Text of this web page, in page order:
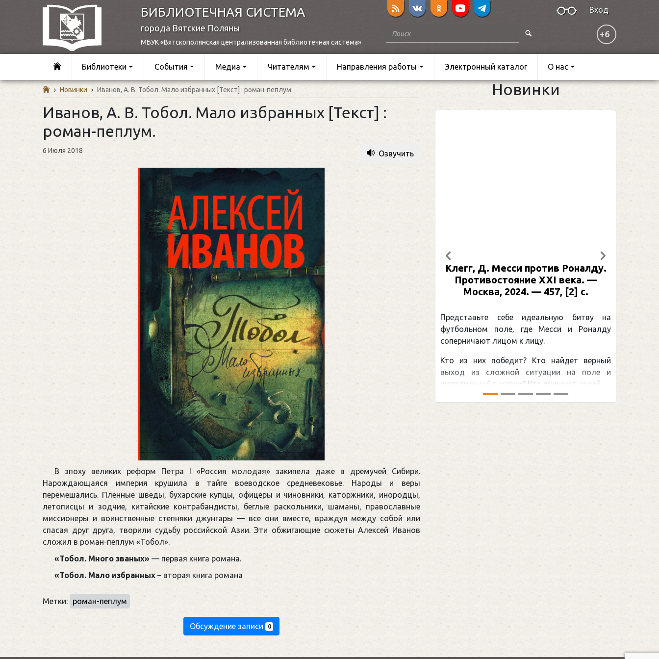
БИБЛИОТЕЧНАЯ СИСТЕМА
города Вятские Поляны
МБУК «Вятскополянская централизованная библиотечная система»
Вход
+6
Библиотеки События Медиа Читателям Направления работы Электронный каталог О нас
› Новинки › Иванов, А. В. Тобол. Мало избранных [Текст] : роман-пеплум.
Иванов, А. В. Тобол. Мало избранных [Текст] :
роман-пеплум.
6 Июля 2018 Озвучить
В эпоху великих реформ Петра I «Россия молодая» закипела даже в дремучей Сибири.
Нарождающаяся империя крушила в тайге воеводское средневековье. Народы и веры
перемешались. Пленные шведы, бухарские купцы, офицеры и чиновники, каторжники, инородцы,
летописцы и зодчие, китайские контрабандисты, беглые раскольники, шаманы, православные
миссионеры и воинственные степняки джунгары — все они вместе, враждуя между собой или
спасая друг друга, творили судьбу российской Азии. Эти обжигающие сюжеты Алексей Иванов
сложил в роман-пеплум «Тобол».
«Тобол. Много званых» — первая книга романа.
«Тобол. Мало избранных – вторая книга романа
Метки: роман-пеплум
Обсуждение записи 0
Новинки
Клегг, Д. Месси против Роналду.
Противостояние XXI века. —
Москва, 2024. — 457, [2] с.
Представьте себе идеальную битву на
футбольном поле, где Месси и Роналду
соперничают лицом к лицу.
Кто из них победит? Кто найдет верный
выход из сложной ситуации на поле и
щепетильной в жизни? Кто принесет своей ...
Предыдущий Следующий